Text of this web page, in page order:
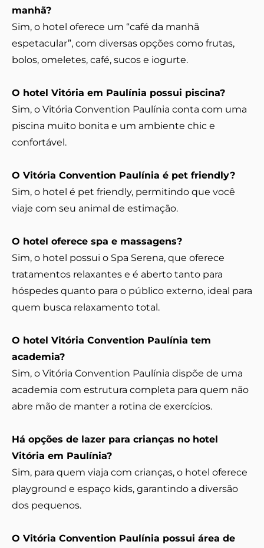
manhã?
Sim, o hotel oferece um “café da manhã
espetacular”, com diversas opções como frutas,
bolos, omeletes, café, sucos e iogurte.
O hotel Vitória em Paulínia possui piscina?
Sim, o Vitória Convention Paulínia conta com uma
piscina muito bonita e um ambiente chic e
confortável.
O Vitória Convention Paulínia é pet friendly?
Sim, o hotel é pet friendly, permitindo que você
viaje com seu animal de estimação.
O hotel oferece spa e massagens?
Sim, o hotel possui o Spa Serena, que oferece
tratamentos relaxantes e é aberto tanto para
hóspedes quanto para o público externo, ideal para
quem busca relaxamento total.
O hotel Vitória Convention Paulínia tem
academia?
Sim, o Vitória Convention Paulínia dispõe de uma
academia com estrutura completa para quem não
abre mão de manter a rotina de exercícios.
Há opções de lazer para crianças no hotel
Vitória em Paulínia?
Sim, para quem viaja com crianças, o hotel oferece
playground e espaço kids, garantindo a diversão
dos pequenos.
O Vitória Convention Paulínia possui área de